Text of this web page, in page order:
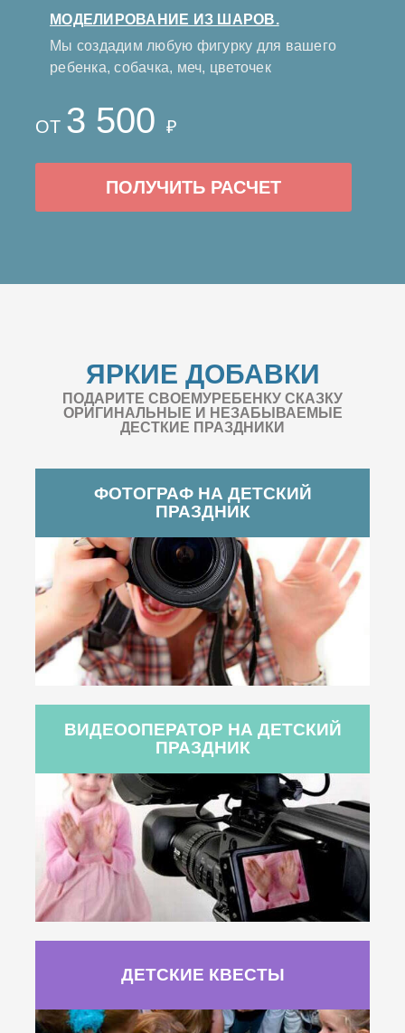
МОДЕЛИРОВАНИЕ ИЗ ШАРОВ.
Мы создадим любую фигурку для вашего
ребенка, собачка, меч, цветочек
ОТ 3 500 ₽
ПОЛУЧИТЬ РАСЧЕТ
ЯРКИЕ ДОБАВКИ
ПОДАРИТЕ СВОЕМУРЕБЕНКУ СКАЗКУ
ОРИГИНАЛЬНЫЕ И НЕЗАБЫВАЕМЫЕ
ДЕСТКИЕ ПРАЗДНИКИ
ФОТОГРАФ НА ДЕТСКИЙ
ПРАЗДНИК
ВИДЕООПЕРАТОР НА ДЕТСКИЙ
ПРАЗДНИК
ДЕТСКИЕ КВЕСТЫ